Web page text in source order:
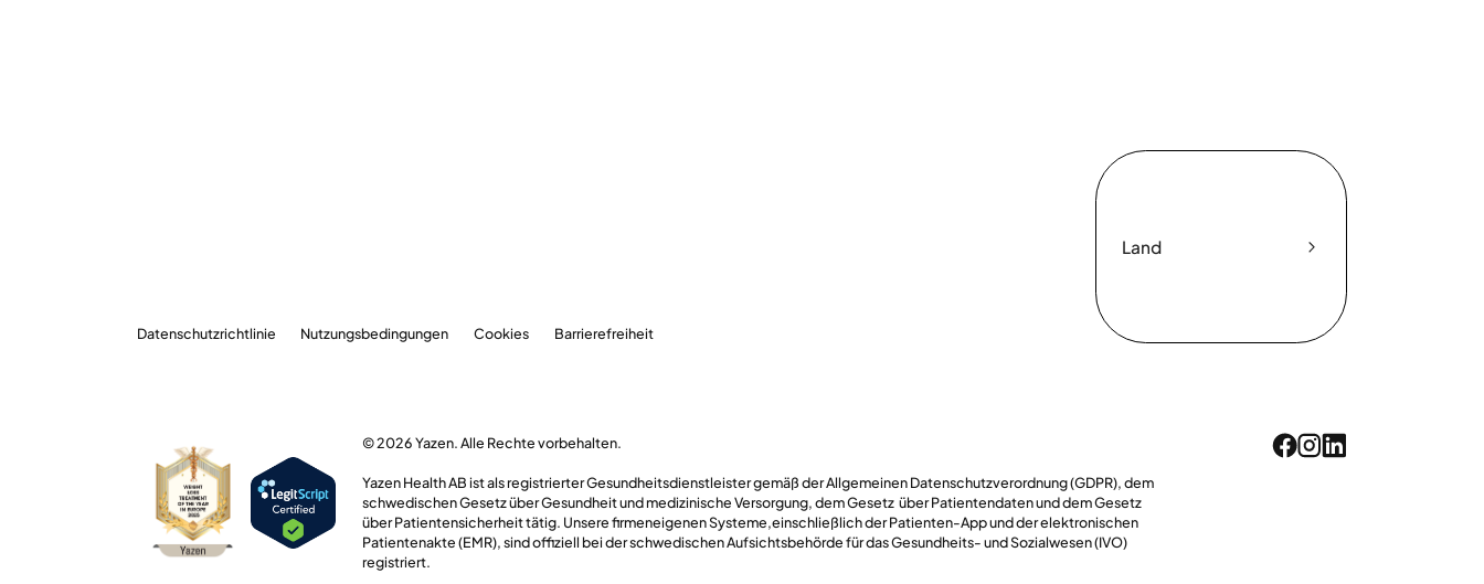
Datenschutzrichtlinie Nutzungsbedingungen Cookies Barrierefreiheit
Land
© 2026 Yazen. Alle Rechte vorbehalten.
Yazen Health AB ist als registrierter Gesundheitsdienstleister gemäß der Allgemeinen Datenschutzverordnung (GDPR), dem
schwedischen Gesetz über Gesundheit und medizinische Versorgung, dem Gesetz über Patientendaten und dem Gesetz
über Patientensicherheit tätig. Unsere firmeneigenen Systeme,einschließlich der Patienten-App und der elektronischen
Patientenakte (EMR), sind offiziell bei der schwedischen Aufsichtsbehörde für das Gesundheits- und Sozialwesen (IVO)
registriert.